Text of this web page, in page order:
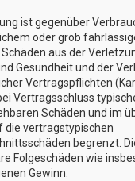
ist gegenüber
oder grob
aus der
Gesundheit und der
Vertragspflichten
Vertragsschluss
Schäden und im
die vertragstypischen
begrenzt.
Folgeschäden wie
Gewinn.